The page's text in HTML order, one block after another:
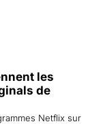
les
de
Netflix sur